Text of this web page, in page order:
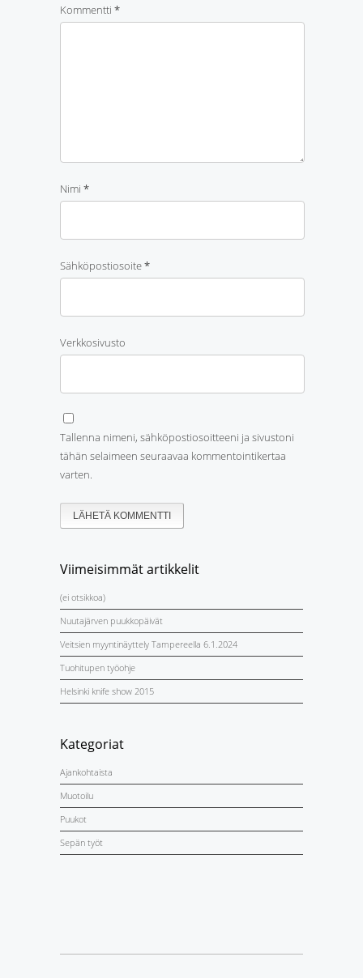
Kommentti *
Nimi *
Sähköpostiosoite*
Verkkosivusto
Tallenna nimeni, sähköpostiosoitteeni ja sivustoni
tähän selaimeen seuraavaa kommentointikertaa
varten.
Viimeisimmät artikkelit
(ei otsikkoa)
Nuutajärven puukkopäivät
Veitsien myyntinäyttely Tampereella 6.1.2024
Tuohitupen työohje
Helsinki knife show 2015
Kategoriat
Ajankohtaista
Muotoilu
Puukot
Sepän työt